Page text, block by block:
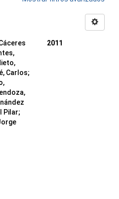
Carlos;
Pilar;
2011